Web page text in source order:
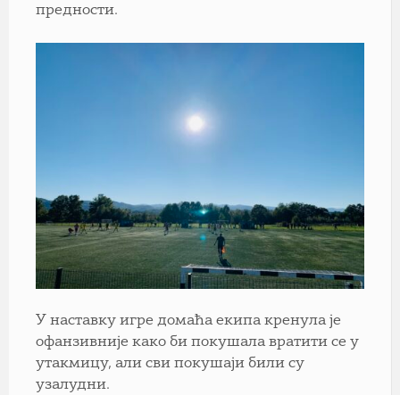
предности.
У наставку игре домаћа екипа кренула је
офанзивније како би покушала вратити се у
утакмицу, али сви покушаји били су
узалудни.